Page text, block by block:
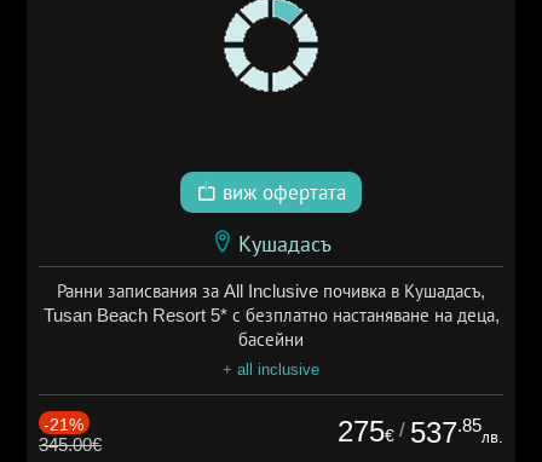
виж офертата
Кушадасъ
Ранни записвания за All Inclusive почивка в Кушадасъ,
Tusan Beach Resort 5* с безплатно настаняване на деца,
басейни
+ all inclusive
-21%
345.00€ 275€ / 537.85
лв.